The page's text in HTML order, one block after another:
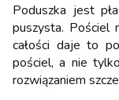
Poduszka jest
puszysta. Pościel
całości daje to
pościel, a nie
rozwiązaniem